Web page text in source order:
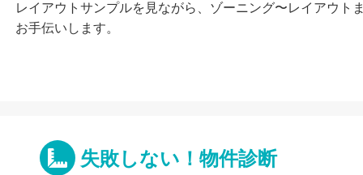
レイアウトサンプルを見ながら、ゾーニング〜レイアウト
お手伝いします。
失敗しない！物件診断